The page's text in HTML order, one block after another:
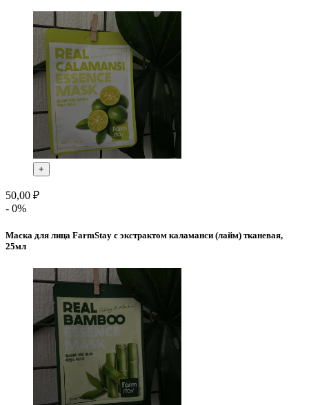
+
50,00 ₽
- 0%
Маска для лица FarmStay с экстрактом каламанси (лайм) тканевая,
25мл